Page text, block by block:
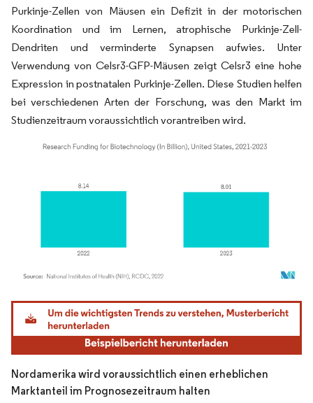
Purkinje-Zellen von Mäusen ein Defizit in der motorischen
Koordination und im Lernen, atrophische Purkinje-Zell-
Dendriten und verminderte Synapsen aufwies. Unter
Verwendung von Celsr3-GFP-Mäusen zeigt Celsr3 eine hohe
Expression in postnatalen Purkinje-Zellen. Diese Studien helfen
bei verschiedenen Arten der Forschung, was den Markt im
Studienzeitraum voraussichtlich vorantreiben wird.
Bild © Mordor Intelligence. Wiederverwendung erfordert Namensnennung gemäß
Nordamerika wird voraussichtlich einen erheblichen
Marktanteil im Prognosezeitraum halten